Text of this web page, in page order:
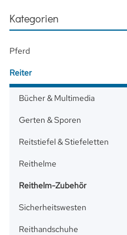
Kategorien
Pferd
Reiter
Bücher & Multimedia
Gerten & Sporen
Reitstiefel & Stiefeletten
Reithelme
Reithelm-Zubehör
Sicherheitswesten
Reithandschuhe